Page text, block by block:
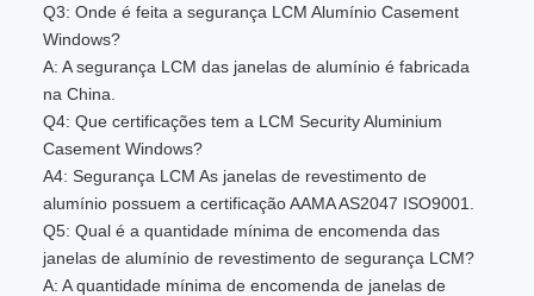
Q3: Onde é feita a segurança LCM Alumínio Casement
Windows?
A: A segurança LCM das janelas de alumínio é fabricada
na China.
Q4: Que certificações tem a LCM Security Aluminium
Casement Windows?
A4: Segurança LCM As janelas de revestimento de
alumínio possuem a certificação AAMA AS2047 ISO9001.
Q5: Qual é a quantidade mínima de encomenda das
janelas de alumínio de revestimento de segurança LCM?
A: A quantidade mínima de encomenda de janelas de